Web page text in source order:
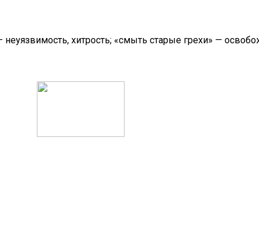
хитрость; «смыть старые грехи» —